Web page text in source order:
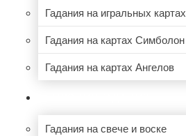
Гадания на игральных картах
Гадания на картах Симболон
Гадания на картах Ангелов
Гадания на свече и воске